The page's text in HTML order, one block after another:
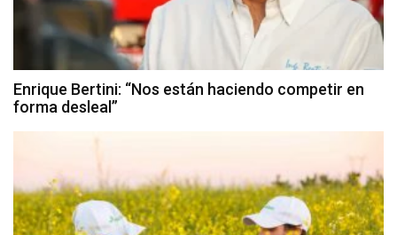
Enrique Bertini: “Nos están haciendo competir en
forma desleal”